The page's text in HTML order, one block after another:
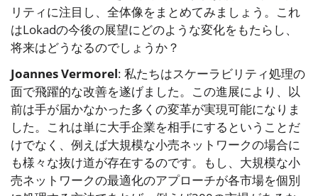
リティに注目し、全体像をまとめてみましょう。これ
はLokadの今後の展望にどのような変化をもたらし、
将来はどうなるのでしょうか？
Joannes Vermorel: 私たちはスケーラビリティ処理の
面で飛躍的な改善を遂げました。この進展により、以
前は手が届かなかった多くの変革が実現可能になりま
した。これは単に大手企業を相手にするということだ
けでなく、例えば大規模な小売ネットワークの場合に
も様々な抜け道が存在するのです。もし、大規模な小
売ネットワークの最適化のアプローチが各市場を個別